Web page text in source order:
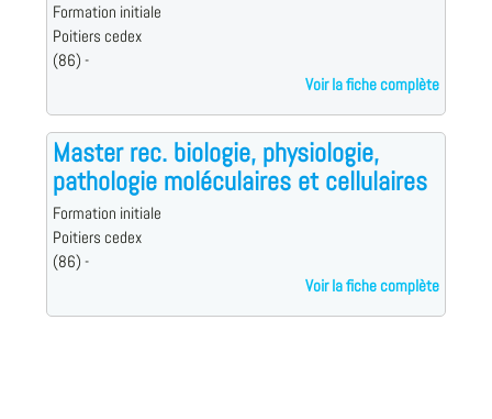
Formation initiale
Poitiers cedex
(86) -
Voir la fiche complète
Master rec. biologie, physiologie,
pathologie moléculaires et cellulaires
Formation initiale
Poitiers cedex
(86) -
Voir la fiche complète